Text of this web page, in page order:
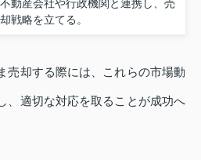
不動産会社や行政機関と連携し、売
却戦略を立てる。
売却する際には、これらの市場動
、適切な対応を取ることが成功へ